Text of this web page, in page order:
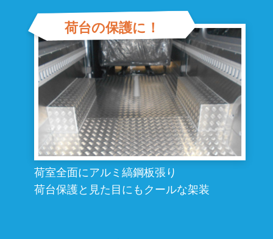
荷台の保護に！
荷室全面にアルミ縞鋼板張り
荷台保護と見た目にもクールな架装